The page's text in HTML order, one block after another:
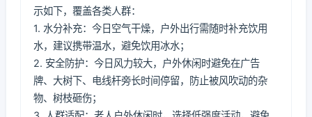
示如下，覆盖各类人群：
1. 水分补充：今日空气干燥，户外出行需随时补充饮用
水，建议携带温水，避免饮用冰水；
2. 安全防护：今日风力较大，户外休闲时避免在广告
牌、大树下、电线杆旁长时间停留，防止被风吹动的杂
物、树枝砸伤；